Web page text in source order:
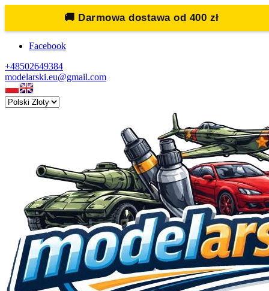
🚚 Darmowa dostawa od 400 zł
Facebook
+48502649384
modelarski.eu@gmail.com